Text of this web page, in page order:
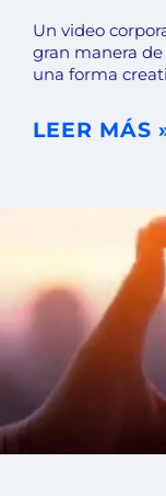
Un video
gran manera
una forma
LEER MÁS